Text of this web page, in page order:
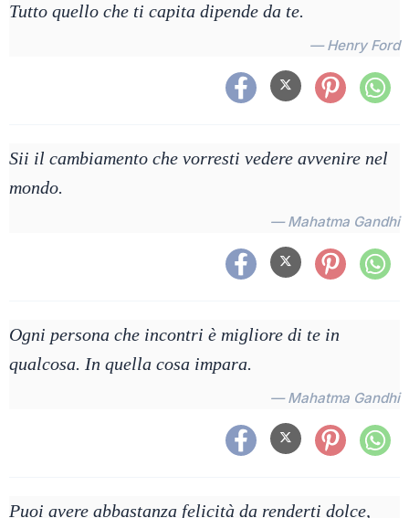
Tutto quello che ti capita dipende da te.
— Henry Ford
Sii il cambiamento che vorresti vedere avvenire nel
mondo.
— Mahatma Gandhi
Ogni persona che incontri è migliore di te in
qualcosa. In quella cosa impara.
— Mahatma Gandhi
Puoi avere abbastanza felicità da renderti dolce,